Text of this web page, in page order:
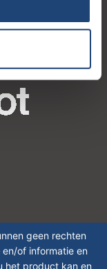
geen rechten
of informatie en
het product kan en